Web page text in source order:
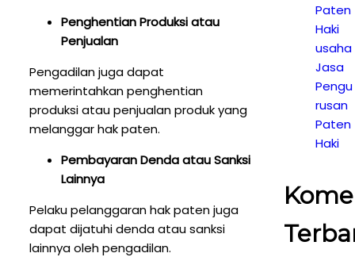
Penghentian Produksi atau
Penjualan
Pengadilan juga dapat
memerintahkan penghentian
produksi atau penjualan produk yang
melanggar hak paten.
Pembayaran Denda atau Sanksi
Lainnya
Pelaku pelanggaran hak paten juga
dapat dijatuhi denda atau sanksi
lainnya oleh pengadilan.
Paten
Haki
usaha
Jasa
Pengu
rusan
Paten
Haki